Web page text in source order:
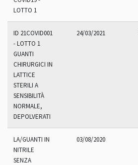
LOTTO 1
ID 21COVID001
- LOTTO 1
GUANTI
CHIRURGICI IN
LATTICE
STERILI A
SENSIBILITÀ
NORMALE,
DEPOLVERATI
24/03/2021
LA/GUANTI IN
NITRILE
SENZA
03/08/2020